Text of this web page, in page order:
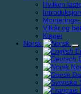
Hvilken
Vilkår og
Klager
Norsk